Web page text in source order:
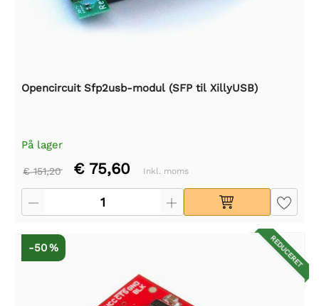
Opencircuit Sfp2usb-modul (SFP til XillyUSB)
På lager
€ 151,20 € 75,60 Inkl. moms
REDUCERET
-50 %